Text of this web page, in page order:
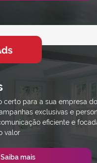
certo para a sua empresa
exclusivas e
eficiente e
valor
Saiba mais